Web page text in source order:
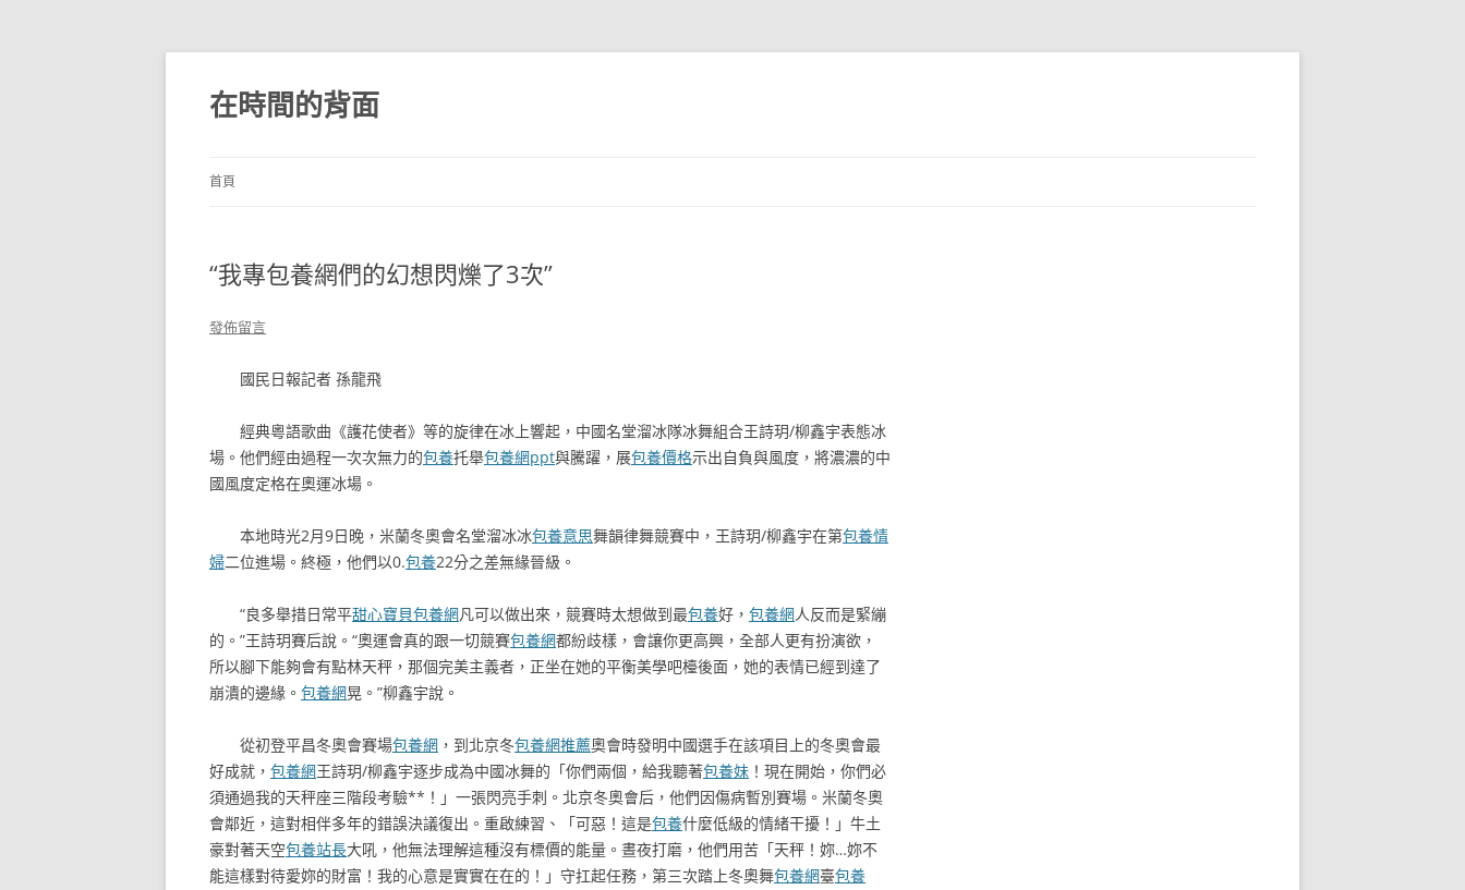
跳
主
要
內
在時間的背面
首頁
“我專包養網們的幻想閃爍了3次”
發佈留言
國民日報記者 孫龍飛
經典粵語歌曲《護花使者》等的旋律在冰上響起，中國名堂溜冰隊冰舞組合王詩玥/柳鑫宇表態冰
場。他們經由過程一次次無力的包養托舉包養網ppt與騰躍，展包養價格示出自負與風度，將濃濃的中
國風度定格在奧運冰場。
本地時光2月9日晚，米蘭冬奧會名堂溜冰冰包養意思舞韻律舞競賽中，王詩玥/柳鑫宇在第包養情
婦二位進場。終極，他們以0.包養22分之差無緣晉級。
“良多舉措日常平甜心寶貝包養網凡可以做出來，競賽時太想做到最包養好， 包養網人反而是緊繃
的。”王詩玥賽后說。“奧運會真的跟一切競賽包養網都紛歧樣，會讓你更高興，全部人更有扮演欲，
所以腳下能夠會有點林天秤，那個完美主義者，正坐在她的平衡美學吧檯後面，她的表情已經到達了
崩潰的邊緣。 包養網晃。”柳鑫宇說。
從初登平昌冬奧會賽場包養網 ，到北京冬包養網推薦奧會時發明中國選手在該項目上的冬奧會最
好成就， 包養網王詩玥/柳鑫宇逐步成為中國冰舞的「你們兩個，給我聽著包養妹 ！現在開始，你們必
須通過我的天秤座三階段考驗**！」一張閃亮手刺。北京冬奧會后，他們因傷病暫別賽場。米蘭冬奧
會鄰近，這對相伴多年的錯誤決議復出。重啟練習、「可惡！這是包養什麼低級的情緒干擾！」牛土
豪對著天空包養站長大吼，他無法理解這種沒有標價的能量。晝夜打磨，他們用苦「天秤！妳…妳不
能這樣對待愛妳的財富！我的心意是實實在在的！」守扛起任務，第三次踏上冬奧舞包養網臺包養